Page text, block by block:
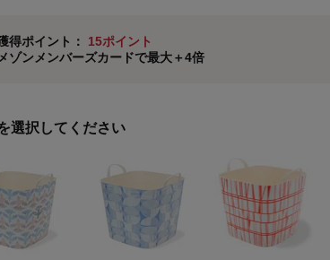
得ポイント： 15ポイント
ゾンメンバーズカードで最大＋4倍
バーズカードの加算ポイントはステージ倍率適用前の基本ポイント
選択してください